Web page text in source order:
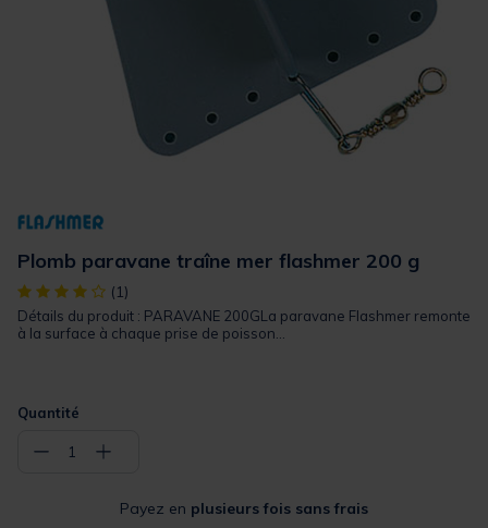
Plomb paravane traîne mer flashmer 200 g
[object Object] out of 5 Customer Rating
(1)
Détails du produit : PARAVANE 200GLa paravane Flashmer remonte
à la surface à chaque prise de poisson...
Quantité
− 1 +
Payez en plusieurs fois sans frais